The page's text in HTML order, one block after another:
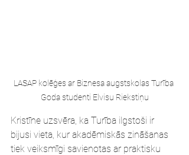
LASAP kolēģes ar Biznesa augstskolas Turība
Goda studenti Elvisu Riekstiņu
Kristīne uzsvēra, ka Turība ilgstoši ir
bijusi vieta, kur akadēmiskās zināšanas
tiek veiksmīgi savienotas ar praktisku